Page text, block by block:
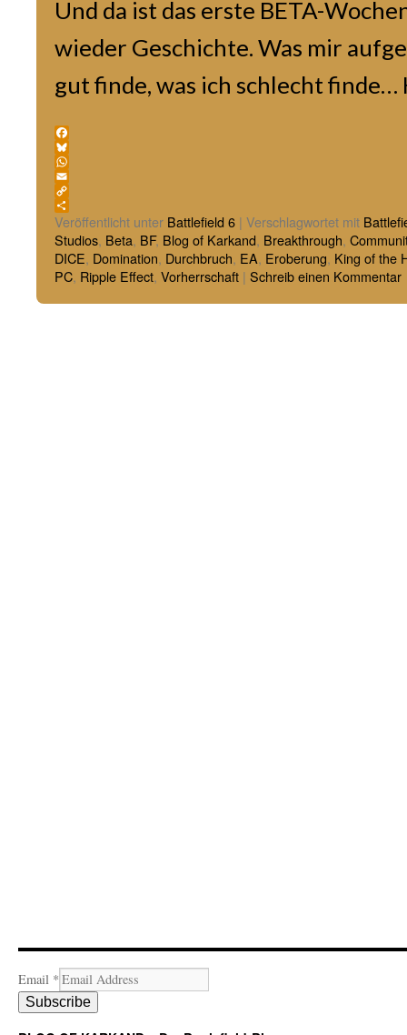
Und da ist das erste BETA-
wieder Geschichte. Was mir
gut finde, was ich schlecht
Facebook
Bluesky
WhatsApp
Email
Copy
Link
Teilen
Veröffentlicht unter Battlefield 6 | Verschlagwortet mit
Studios, Beta, BF, Blog of Karkand, Breakthrough,
DICE, Domination, Durchbruch, EA, Eroberung, King of the
PC, Ripple Effect, Vorherrschaft | Schreib einen Kommentar
Email *
Subscribe